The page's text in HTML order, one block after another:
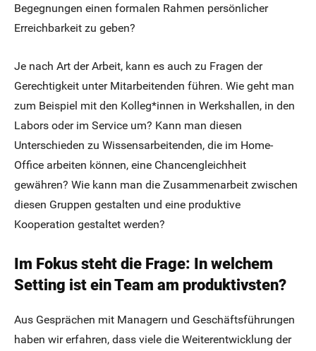
Begegnungen einen formalen Rahmen persönlicher
Erreichbarkeit zu geben?
Je nach Art der Arbeit, kann es auch zu Fragen der
Gerechtigkeit unter Mitarbeitenden führen. Wie geht man
zum Beispiel mit den Kolleg*innen in Werkshallen, in den
Labors oder im Service um? Kann man diesen
Unterschieden zu Wissensarbeitenden, die im Home-
Office arbeiten können, eine Chancengleichheit
gewähren? Wie kann man die Zusammenarbeit zwischen
diesen Gruppen gestalten und eine produktive
Kooperation gestaltet werden?
Im Fokus steht die Frage: In welchem
Setting ist ein Team am produktivsten?
Aus Gesprächen mit Managern und Geschäftsführungen
haben wir erfahren, dass viele die Weiterentwicklung der